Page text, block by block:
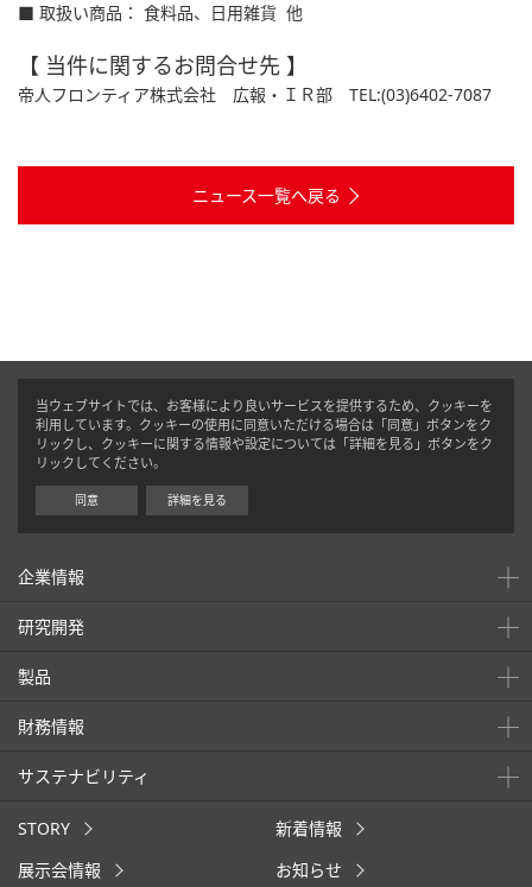
■ 取扱い商品： 食料品、日用雑貨 他
【 当件に関するお問合せ先 】
帝人フロンティア株式会社 広報・ＩＲ部 TEL:(03)6402-7087
ニュース一覧へ戻る
当ウェブサイトでは、お客様により良いサービスを提供するため、クッキーを
利用しています。クッキーの使用に同意いただける場合は「同意」ボタンをク
リックし、クッキーに関する情報や設定については「詳細を見る」ボタンをク
リックしてください。
同意 詳細を見る
企業情報
研究開発
製品
財務情報
サステナビリティ
STORY
新着情報
展示会情報
お知らせ